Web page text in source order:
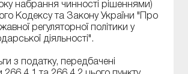
набрання чинності рішеннями)
Кодексу та Закону України "Про
регуляторної політики у
діяльності".
з податку, передбачені